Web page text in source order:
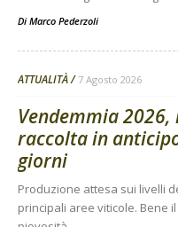
Di Marco Pederzoli
ATTUALITÀ 7 Agosto 2026
Vendemmia 2026,
raccolta in
giorni
Produzione attesa sui livelli
principali aree viticole. Bene